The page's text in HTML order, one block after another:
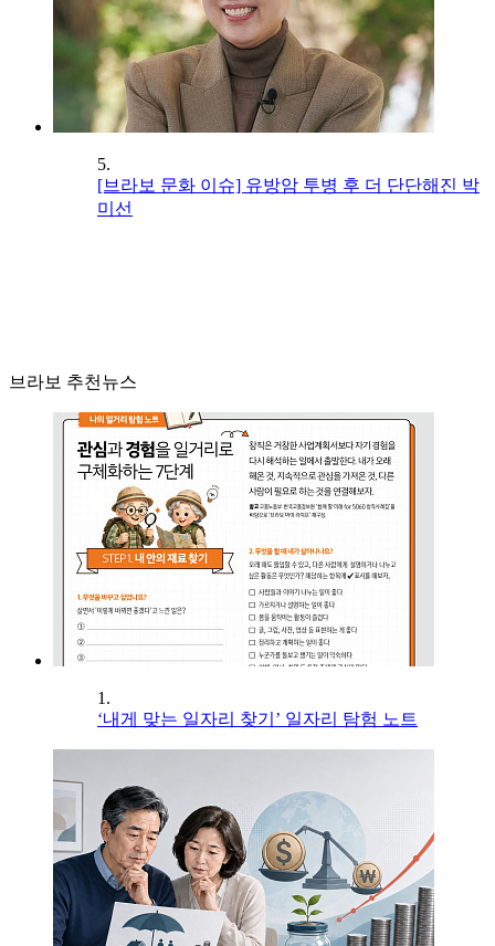
5.
[브라보 문화 이슈] 유방암 투병 후 더 단단해진 박
미선
브라보 추천뉴스
1.
‘내게 맞는 일자리 찾기’ 일자리 탐험 노트